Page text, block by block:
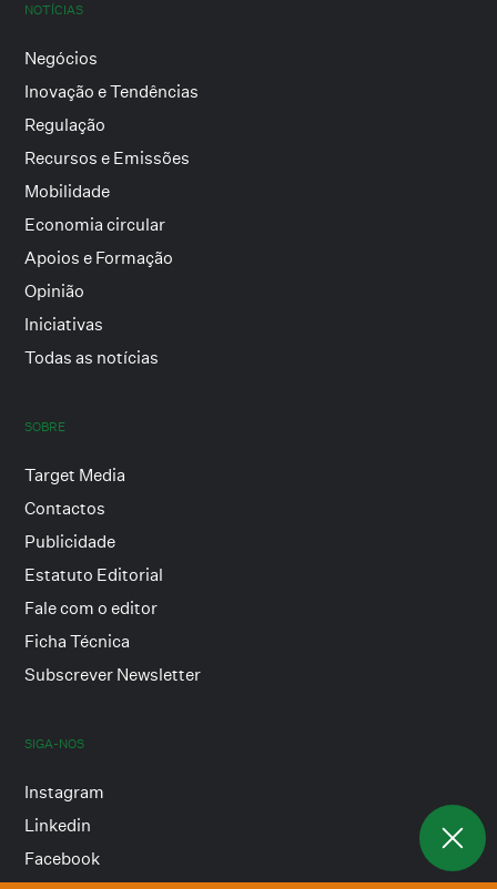
NOTÍCIAS
Negócios
Inovação e Tendências
Regulação
Recursos e Emissões
Mobilidade
Economia circular
Apoios e Formação
Opinião
Iniciativas
Todas as notícias
SOBRE
Target Media
Contactos
Publicidade
Estatuto Editorial
Fale com o editor
Ficha Técnica
Subscrever Newsletter
SIGA-NOS
Instagram
Linkedin
Facebook